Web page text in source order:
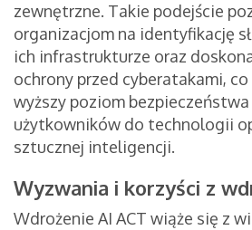
zewnętrzne. Takie podejście
organizacjom na identyfikację
ich infrastrukturze oraz
ochrony przed cyberatakami, co
wyższy poziom
użytkowników do technologii
sztucznej inteligencji.
Wyzwania i korzyści z
Wdrożenie AI ACT wiąże się z